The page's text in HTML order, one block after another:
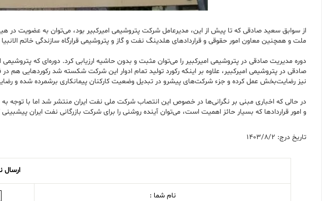
از سوابق سعید صادقی که تا پیش از این، مدیرعامل شرکت پتروشیمی امیرکبیر بود، می‌توان به عضویت
ملت و همچنین معاون امور حقوقی و قراردادهای هلدینگ نفت و گاز و پتروشیمی قرارگاه سازندگی خاتم
دوره مدیریت صادقی در پتروشیمی امیرکبیر را می‌توان مثبت و بدون حاشیه ارزیابی کرد. دوره‌ای که
صادقی در پتروشیمی امیرکبیر، علاوه بر اینکه رکورد تولید تمام ادوار این شرکت شکسته شد
نیز رضایت‌بخش عمل کرده و جزء شرکت‌های پیشرو در تبدیل وضعیت کارکنان پیمانکاری برشمرده شده و
در حالی که اخباری مبنی بر نگرانی‌ها در خصوص این انتصاب شرکت ملی نفت ایران منتشر شد اما با
و امور قراردادها که بسیار حائز اهمیت است، می‌توان آینده روشنی را برای شرکت بازرگانی نفت ایران پیشبینی
تاریخ درج: 1403/8/2
ارسال
نام شما :